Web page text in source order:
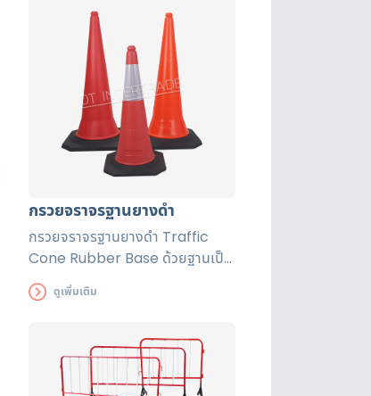
กรวยจราจรฐานยางดำ
กรวยจราจรฐานยางดำ Traffic
Cone Rubber Base ด้วยฐานเป็น
ยางจึงทำให้ตัวกรวยไม่ล้มง่าย แถบ
สะท้อนแสงแถบใหญ่มองเห็นชัดเจน
ดูเพิ่มเติม